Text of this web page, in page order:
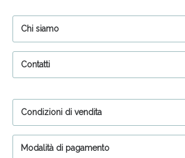
Chi siamo
Contatti
Condizioni di vendita
Modalità di pagamento